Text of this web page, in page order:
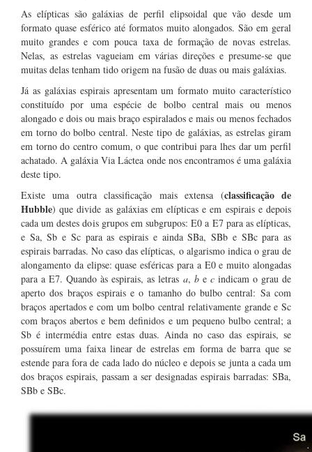
As elípticas são galáxias de perfil elipsoidal que vão desde um
formato quase esférico até formatos muito alongados. São em geral
muito grandes e com pouca taxa de formação de novas estrelas.
Nelas, as estrelas vagueiam em várias direções e presume-se que
muitas delas tenham tido origem na fusão de duas ou mais galáxias.
Já as galáxias espirais apresentam um formato muito característico
constituído por uma espécie de bolbo central mais ou menos
alongado e dois ou mais braço espiralados e mais ou menos fechados
em torno do bolbo central. Neste tipo de galáxias, as estrelas giram
em torno do centro comum, o que contribui para lhes dar um perfil
achatado. A galáxia Via Láctea onde nos encontramos é uma galáxia
deste tipo.
Existe uma outra classificação mais extensa (classificação de
Hubble) que divide as galáxias em elípticas e em espirais e depois
cada um destes dois grupos em subgrupos: E0 a E7 para as elípticas,
e Sa, Sb e Sc para as espirais e ainda SBa, SBb e SBc para as
espirais barradas. No caso das elípticas, o algarismo indica o grau de
alongamento da elipse: quase esféricas para a E0 e muito alongadas
para a E7. Quando às espirais, as letras a, be cindicam o grau de
aperto dos braços espirais e o tamanho do bulbo central: Sa com
braços apertados e com um bolbo central relativamente grande e Sc
com braços abertos e bem definidos e um pequeno bulbo central; a
Sb é intermédia entre estas duas. Ainda no caso das espirais, se
possuírem uma faixa linear de estrelas em forma de barra que se
estende para fora de cada lado do núcleo e depois se junta a cada um
dos braços espirais, passam a ser designadas espirais barradas: SBa,
SBb e SBc.